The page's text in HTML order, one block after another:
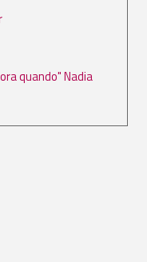
quando" Nadia